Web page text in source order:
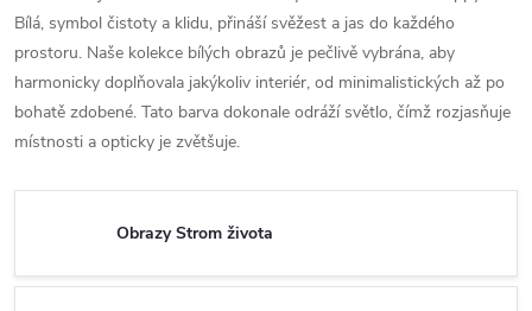
Bílá, symbol čistoty a klidu, přináší svěžest a jas do každého
prostoru. Naše kolekce bílých obrazů je pečlivě vybrána, aby
harmonicky doplňovala jakýkoliv interiér, od minimalistických až po
bohatě zdobené. Tato barva dokonale odráží světlo, čímž rozjasňuje
místnosti a opticky je zvětšuje.
Obrazy Strom života